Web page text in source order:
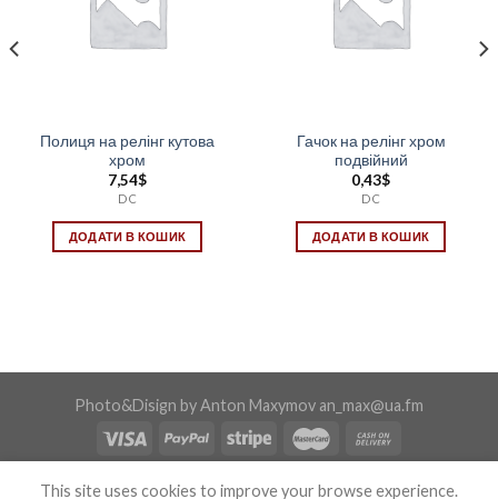
Полиця на релінг кутова
хром
7,54$
DC
ДОДАТИ В КОШИК
Гачок на релінг хром
подвійний
0,43$
DC
ДОДАТИ В КОШИК
Photo&Disign by Anton Maxymov an_max@ua.fm
This site uses cookies to improve your browse experience.